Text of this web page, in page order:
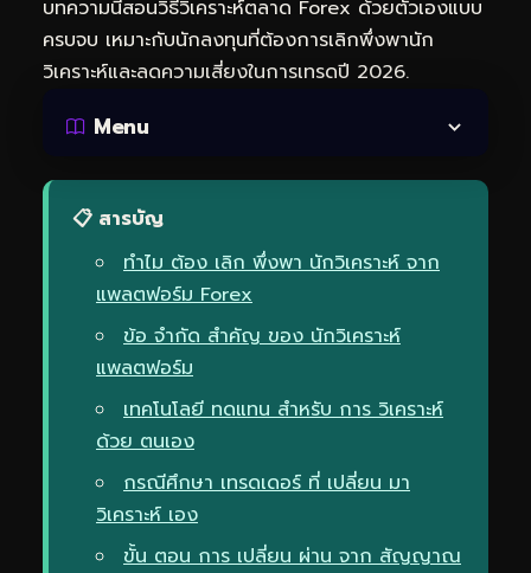
บทความนี้สอนวิธีวิเคราะห์ตลาด Forex ด้วยตัวเองแบบ
ครบจบ เหมาะกับนักลงทุนที่ต้องการเลิกพึ่งพานัก
วิเคราะห์และลดความเสี่ยงในการเทรดปี 2026.
Menu
📋 สารบัญ
ทำไม ต้อง เลิก พึ่งพา นักวิเคราะห์ จาก
แพลตฟอร์ม Forex
ข้อ จำกัด สำคัญ ของ นักวิเคราะห์
แพลตฟอร์ม
เทคโนโลยี ทดแทน สำหรับ การ วิเคราะห์
ด้วย ตนเอง
กรณีศึกษา เทรดเดอร์ ที่ เปลี่ยน มา
วิเคราะห์ เอง
ขั้น ตอน การ เปลี่ยน ผ่าน จาก สัญญาณ